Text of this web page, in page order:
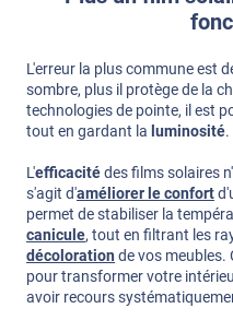
L'erreur la plus commune est
sombre, plus il protège de la
technologies de pointe, il est
tout en gardant la luminosité.
L'efficacitédes films solaires
s'agit d'améliorer le confort
permet de stabiliser la
canicule, tout en filtrant les
décoloration de vos meubles.
pour transformer votre
avoir recours